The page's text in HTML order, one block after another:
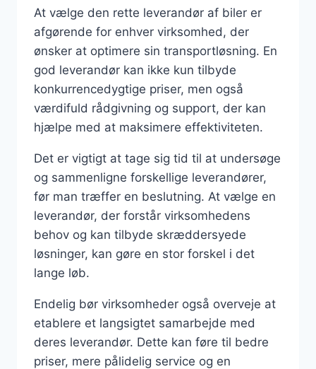
At vælge den rette leverandør af biler er
afgørende for enhver virksomhed, der
ønsker at optimere sin transportløsning. En
god leverandør kan ikke kun tilbyde
konkurrencedygtige priser, men også
værdifuld rådgivning og support, der kan
hjælpe med at maksimere effektiviteten.
Det er vigtigt at tage sig tid til at undersøge
og sammenligne forskellige leverandører,
før man træffer en beslutning. At vælge en
leverandør, der forstår virksomhedens
behov og kan tilbyde skræddersyede
løsninger, kan gøre en stor forskel i det
lange løb.
Endelig bør virksomheder også overveje at
etablere et langsigtet samarbejde med
deres leverandør. Dette kan føre til bedre
priser, mere pålidelig service og en